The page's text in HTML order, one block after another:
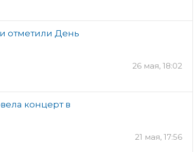
отметили День
26 мая, 18:02
концерт в
21 мая, 17:56